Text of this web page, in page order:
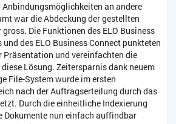
Anbindungsmöglichkeiten an andere
war die Abdeckung der gestellten
Die Funktionen des ELO Business
des ELO Business Connect punkteten
Präsentation und vereinfachten die
Lösung. Zeitersparnis dank neuem
File-System wurde im ersten
nach der Auftragserteilung durch das
Durch die einheitliche Indexierung
Dokumente nun einfach auffindbar